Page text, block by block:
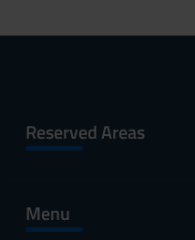
Reserved Areas
Menu